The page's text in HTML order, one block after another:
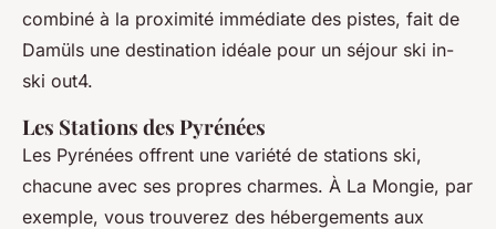
combiné à la proximité immédiate des pistes, fait de
Damüls une destination idéale pour un séjour ski in-
ski out4.
Les Stations des Pyrénées
Les Pyrénées offrent une variété de stations ski,
chacune avec ses propres charmes. À La Mongie, par
exemple, vous trouverez des hébergements aux